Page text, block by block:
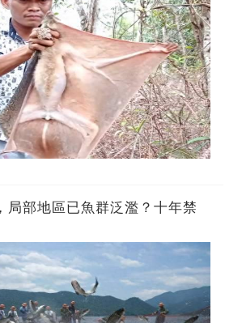
局部地區已魚群泛濫？十年禁